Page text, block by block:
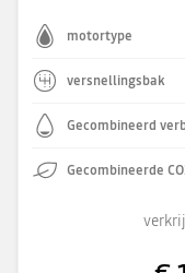
motortype
versnellingsbak
Gecombineerd
Gecombineerde